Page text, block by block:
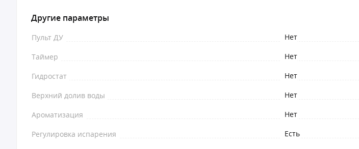
Другие параметры
Пульт ДУ Нет
Таймер Нет
Гидростат Нет
Верхний долив воды Нет
Ароматизация Нет
Регулировка испарения Есть